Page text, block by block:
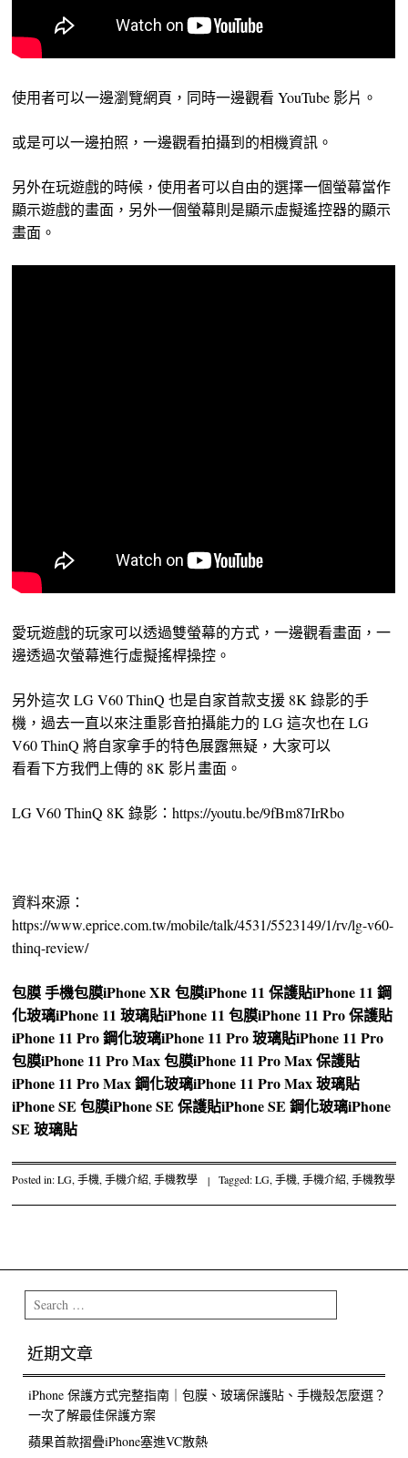
使用者可以一邊瀏覽網頁，同時一邊觀看 YouTube 影片。
或是可以一邊拍照，一邊觀看拍攝到的相機資訊。
另外在玩遊戲的時候，使用者可以自由的選擇一個螢幕當作
顯示遊戲的畫面，另外一個螢幕則是顯示虛擬遙控器的顯示
畫面。
愛玩遊戲的玩家可以透過雙螢幕的方式，一邊觀看畫面，一
邊透過次螢幕進行虛擬搖桿操控。
另外這次 LG V60 ThinQ 也是自家首款支援 8K 錄影的手
機，過去一直以來注重影音拍攝能力的 LG 這次也在 LG
V60 ThinQ 將自家拿手的特色展露無疑，大家可以
看看下方我們上傳的 8K 影片畫面。
LG V60 ThinQ 8K 錄影：https://youtu.be/9fBm87IrRbo
資料來源：
https://www.eprice.com.tw/mobile/talk/4531/5523149/1/rv/lg-v60-
thinq-review/
包膜手機包膜iPhone XR 包膜iPhone 11 保護貼iPhone 11 鋼
化玻璃iPhone 11 玻璃貼iPhone 11 包膜iPhone 11 Pro 保護貼
iPhone 11 Pro 鋼化玻璃iPhone 11 Pro 玻璃貼iPhone 11 Pro
包膜iPhone 11 Pro Max 包膜iPhone 11 Pro Max 保護貼
iPhone 11 Pro Max 鋼化玻璃iPhone 11 Pro Max 玻璃貼
iPhone SE 包膜iPhone SE 保護貼iPhone SE 鋼化玻璃iPhone
SE 玻璃貼
Posted in:LG,手機,手機介紹,手機教學 | Tagged:LG,手機,手機介紹,手機教學
Search
近期文章
iPhone 保護方式完整指南｜包膜、玻璃保護貼、手機殼怎麼選？
一次了解最佳保護方案
蘋果首款摺疊iPhone塞進VC散熱